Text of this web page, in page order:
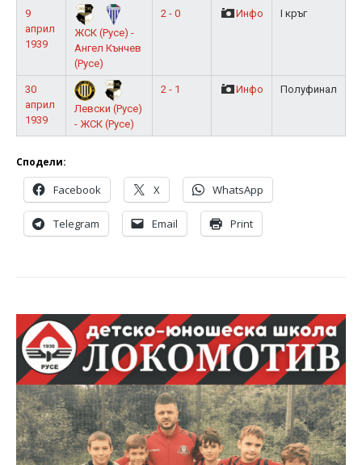
9
април
1939
ЖСК (Русе) -
Ангел Кънчев
(Русе)
2 - 0 Инфо I кръг
30
април
1939
Левски (Русе)
- ЖСК (Русе)
2 - 1 Инфо Полуфинал
Сподели:
Facebook X WhatsApp
Telegram Email Print